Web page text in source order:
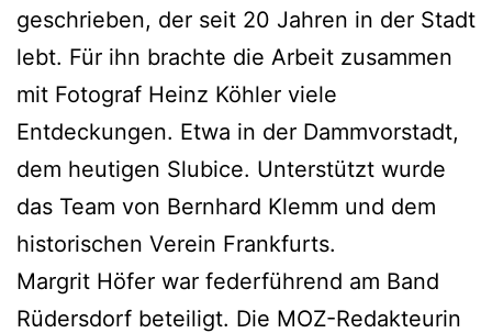
geschrieben, der seit 20 Jahren in der Stadt
lebt. Für ihn brachte die Arbeit zusammen
mit Fotograf Heinz Köhler viele
Entdeckungen. Etwa in der Dammvorstadt,
dem heutigen Slubice. Unterstützt wurde
das Team von Bernhard Klemm und dem
historischen Verein Frankfurts.
Margrit Höfer war federführend am Band
Rüdersdorf beteiligt. Die MOZ-Redakteurin